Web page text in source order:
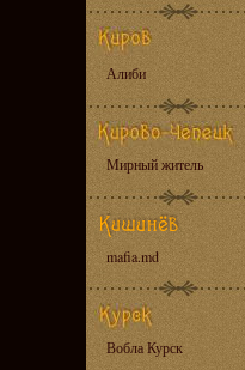
Алиби
Мирный житель
mafia.md
Вобла Курск